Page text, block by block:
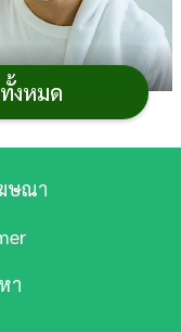
ายที่หล่อ เท่ และอยู่
นไอเทมที่ขาดไม่ได้
ต่ในปัจจุบันมีมูสใส่
คนไม่รู้ว่าจะเลือก
งหมด
ษณา
า